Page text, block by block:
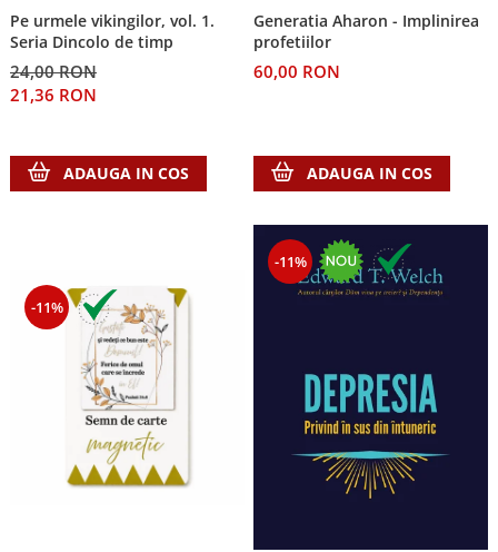
Teologie
A doua venire
Apologetica
Misiune
Diverse
Lupta Spirituala
Schimbarea caracterului
Suferinta
Viata din belsug
Viata de zi cu zi
Pe urmele vikingilor, vol. 1.
Seria Dincolo de timp
24,00 RON
21,36 RON
ADAUGA IN COS
Generatia Aharon - Implinirea
profetiilor
60,00 RON
ADAUGA IN COS
-11%
-11%